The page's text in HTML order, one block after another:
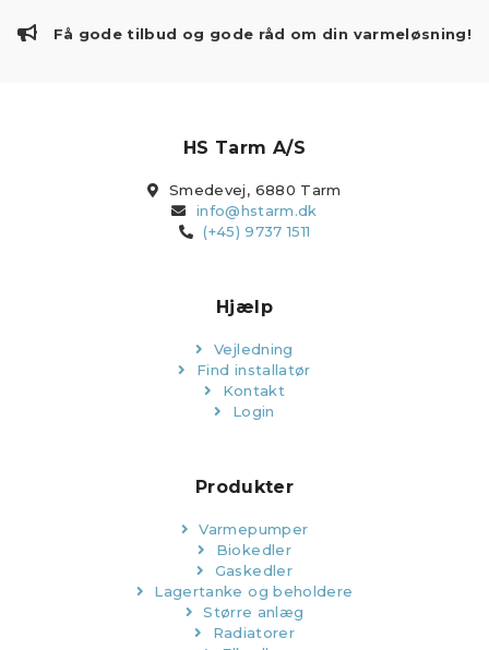
Få gode tilbud og gode råd om din varmeløsning!
HS Tarm A/S
Smedevej, 6880 Tarm
info@hstarm.dk
(+45) 9737 1511
Hjælp
Vejledning
Find installatør
Kontakt
Login
Produkter
Varmepumper
Biokedler
Gaskedler
Lagertanke og beholdere
Større anlæg
Radiatorer